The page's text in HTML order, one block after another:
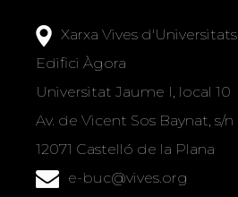
Xarxa Vives d'Universitats
Edifici Àgora
Universitat Jaume I, local 10
Av. de Vicent Sos Baynat, s/n
12071 Castelló de la Plana
e-buc@vives.org